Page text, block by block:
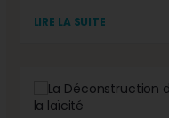
LIRE LA SUITE